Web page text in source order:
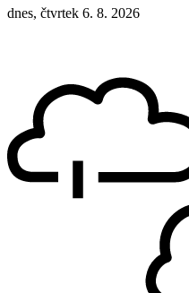
dnes, čtvrtek 6. 8. 2026